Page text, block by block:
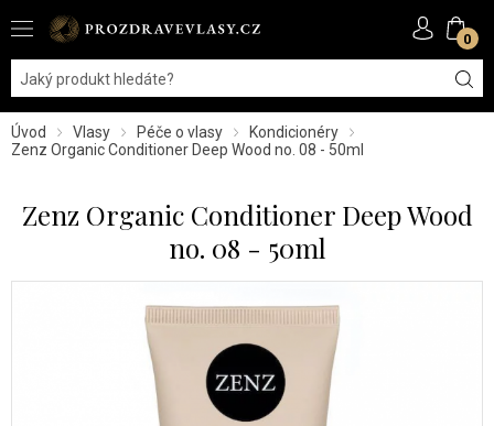
0
Úvod Vlasy Péče o vlasy
Kondicionéry
Zenz Organic Conditioner Deep Wood no. 08​ - 50ml
Zenz Organic Conditioner Deep Wood
no. 08​ - 50ml